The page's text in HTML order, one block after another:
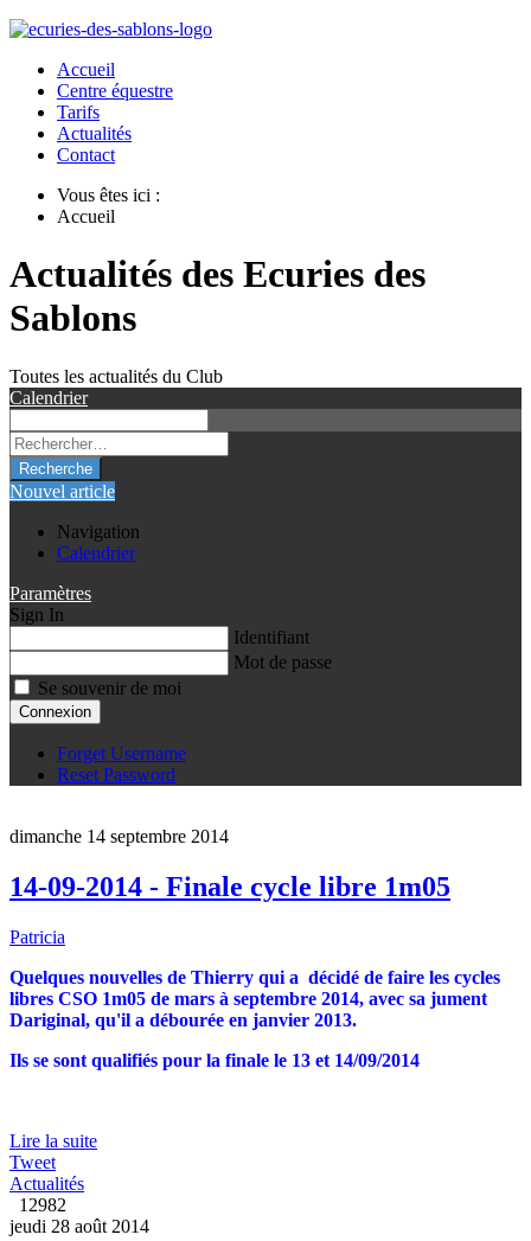
Accueil
Centre équestre
Tarifs
Actualités
Contact
Vous êtes ici :
Accueil
Actualités des Ecuries des
Sablons
Toutes les actualités du Club
Calendrier
Recherche
Nouvel article
Navigation
Calendrier
Paramètres
Sign In
Identifiant
Mot de passe
Se souvenir de moi
Connexion
Forget Username
Reset Password
dimanche 14 septembre 2014
14-09-2014 - Finale cycle libre 1m05
Patricia
Quelques nouvelles de Thierry qui a décidé de faire les cycles
libres CSO 1m05 de mars à septembre 2014, avec sa jument
Dariginal, qu'il a débourée en janvier 2013.
Ils se sont qualifiés pour la finale le 13 et 14/09/2014
Lire la suite
Tweet
Actualités
12982
jeudi 28 août 2014